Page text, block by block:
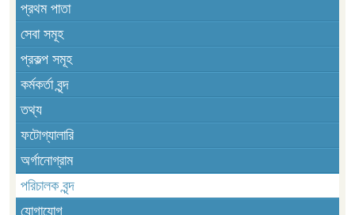
প্রথম পাতা
সেবা সমূহ
প্রকল্প সমূহ
কর্মকর্তা বৃন্দ
তথ্য
ফটোগ্যালারি
অর্গানোগ্রাম
পরিচালক বৃন্দ
যোগাযোগ